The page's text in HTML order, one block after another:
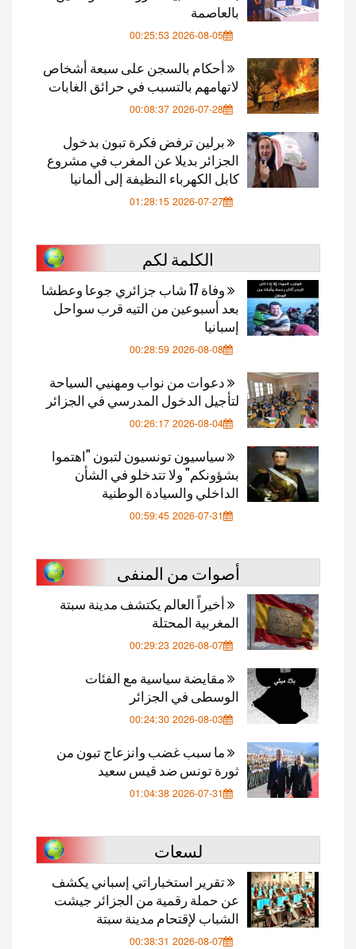
بالعاصمة
2026-08-05 00:25:53
أحكام بالسجن على سبعة أشخاص
لاتهامهم بالتسبب في حرائق الغابات
2026-07-28 00:08:37
برلين ترفض فكرة تبون بدخول
الجزائر بديلا عن المغرب في مشروع
كابل الكهرباء النظيفة إلى ألمانيا
2026-07-27 01:28:15
الكلمة لكم
وفاة 17 شاب جزائري جوعا وعطشا
بعد أسبوعين من التيه قرب سواحل
إسبانيا
2026-08-08 00:28:59
دعوات من نواب ومهنيي السياحة
لتأجيل الدخول المدرسي في الجزائر
2026-08-04 00:26:17
سياسيون تونسيون لتبون "اهتموا
بشؤونكم" ولا تتدخلو في الشأن
الداخلي والسيادة الوطنية
2026-07-31 00:59:45
أصوات من المنفى
أخيراً العالم يكتشف مدينة سبتة
المغربية المحتلة
2026-08-07 00:29:23
مقايضة سياسية مع الفئات
الوسطى في الجزائر
2026-08-03 00:24:30
ما سبب غضب وانزعاج تبون من
ثورة تونس ضد قيس سعيد
2026-07-31 01:04:38
لسعات
تقرير استخباراتي إسباني يكشف
عن حملة رقمية من الجزائر جيشت
الشباب لإقتحام مدينة سبتة
2026-08-07 00:38:31